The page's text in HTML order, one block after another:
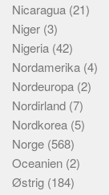
Nicaragua (21)
Niger (3)
Nigeria (42)
Nordamerika (4)
Nordeuropa (2)
Nordirland (7)
Nordkorea (5)
Norge (568)
Oceanien (2)
Østrig (184)